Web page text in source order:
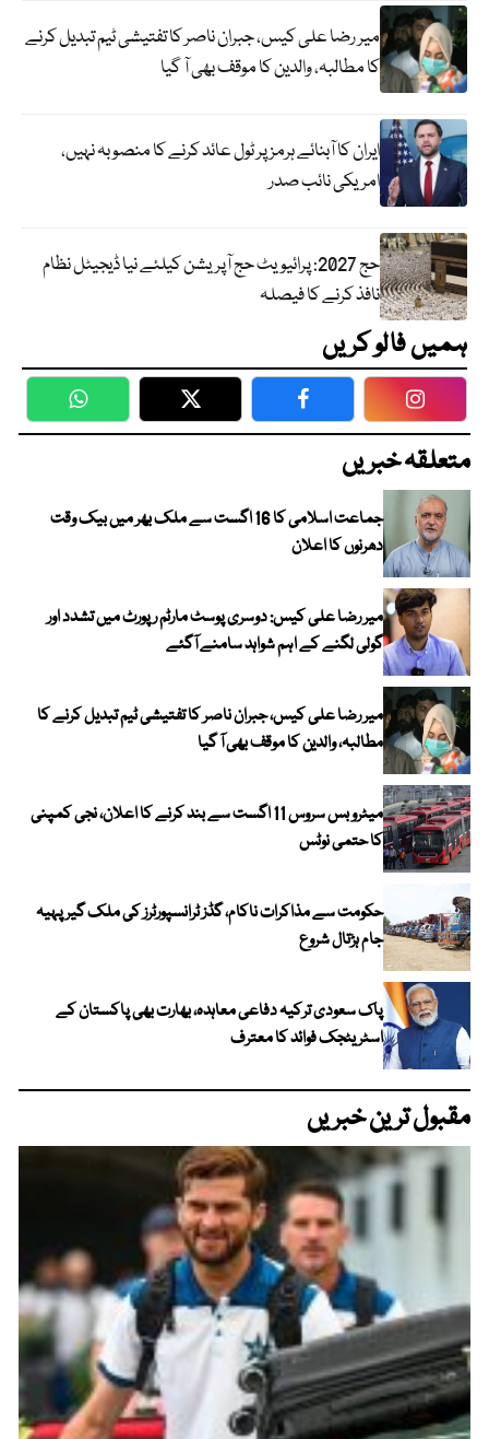
میر رضا علی کیس، جبران ناصر کا تفتیشی ٹیم تبدیل کرنے
کا مطالبہ، والدین کا موقف بھی آ گیا
ایران کا آبنائے ہرمز پر ٹول عائد کرنے کا منصوبہ نہیں،
امریکی نائب صدر
حج 2027: پرائیویٹ حج آپریشن کیلئے نیا ڈیجیٹل نظام
نافذ کرنے کا فیصلہ
ہمیں فالو کریں
WhatsApp Twitter Facebook
متعلقہ خبریں
جماعت اسلامی کا 16 اگست سے ملک بھر میں بیک وقت
دھرنوں کا اعلان
میر رضا علی کیس: دوسری پوسٹ مارٹم رپورٹ میں تشدد اور
گولی لگنے کے اہم شواہد سامنے آگئے
میر رضا علی کیس، جبران ناصر کا تفتیشی ٹیم تبدیل کرنے کا
مطالبہ، والدین کا موقف بھی آ گیا
میٹرو بس سروس 11 اگست سے بند کرنے کا اعلان، نجی کمپنی
کا حتمی نوٹس
حکومت سے مذاکرات ناکام، گڈز ٹرانسپورٹرز کی ملک گیر پہیہ
جام ہڑتال شروع
پاک سعودی ترکیہ دفاعی معاہدہ، بھارت بھی پاکستان کے
اسٹریٹجک فوائد کا معترف
مقبول ترین خبریں